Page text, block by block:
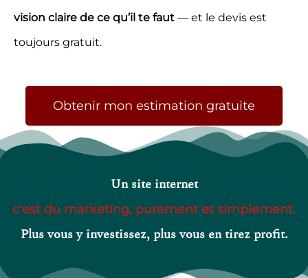
vision claire de ce qu’il te faut — et le devis est
toujours gratuit.
Obtenir mon estimation gratuite
Plus vous y investissez, plus vous
en tirez profit.